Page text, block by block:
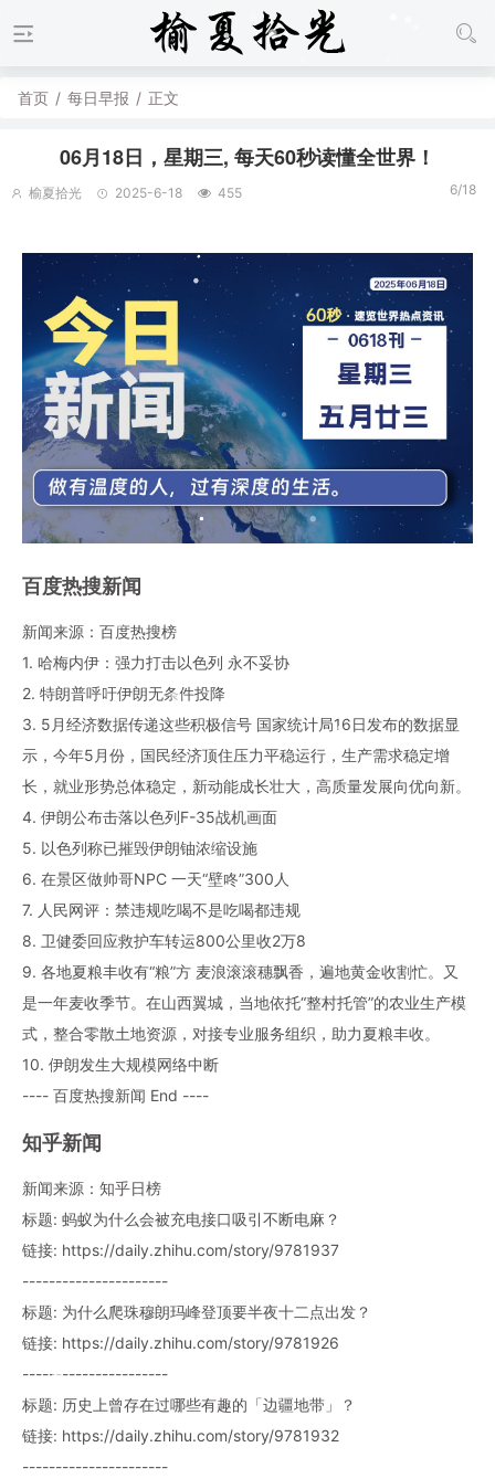
首页 / 每日早报 / 正文
06月18日，星期三, 每天60秒读懂全世界！
榆夏拾光 2025-6-18 455 6/18
百度热搜新闻
新闻来源：百度热搜榜
1. 哈梅内伊：强力打击以色列 永不妥协
2. 特朗普呼吁伊朗无条件投降
3. 5月经济数据传递这些积极信号 国家统计局16日发布的数据显
示，今年5月份，国民经济顶住压力平稳运行，生产需求稳定增
长，就业形势总体稳定，新动能成长壮大，高质量发展向优向新。
4. 伊朗公布击落以色列F-35战机画面
5. 以色列称已摧毁伊朗铀浓缩设施
6. 在景区做帅哥NPC 一天“壁咚”300人
7. 人民网评：禁违规吃喝不是吃喝都违规
8. 卫健委回应救护车转运800公里收2万8
9. 各地夏粮丰收有“粮”方 麦浪滚滚穗飘香，遍地黄金收割忙。又
是一年麦收季节。在山西翼城，当地依托“整村托管”的农业生产模
式，整合零散土地资源，对接专业服务组织，助力夏粮丰收。
10. 伊朗发生大规模网络中断
---- 百度热搜新闻 End ----
知乎新闻
新闻来源：知乎日榜
标题: 蚂蚁为什么会被充电接口吸引不断电麻？
链接: https://daily.zhihu.com/story/9781937
----------------------
标题: 为什么爬珠穆朗玛峰登顶要半夜十二点出发？
链接: https://daily.zhihu.com/story/9781926
----------------------
标题: 历史上曾存在过哪些有趣的「边疆地带」？
链接: https://daily.zhihu.com/story/9781932
----------------------